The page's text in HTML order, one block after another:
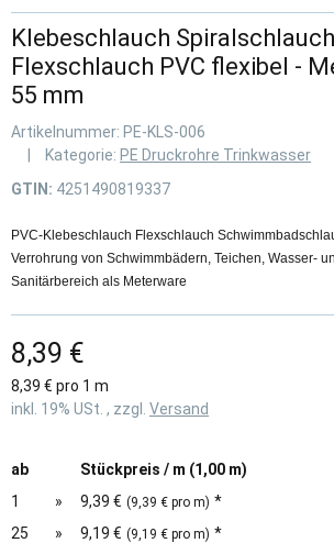
Klebeschlauch Spiralschlauch
Flexschlauch PVC flexibel -
55 mm
Artikelnummer: PE-KLS-006
Kategorie: PE Druckrohre Trinkwasser
GTIN: 4251490819337
PVC-Klebeschlauch Flexschlauch
Verrohrung von Schwimmbädern, Teichen, Wasser-
Sanitärbereich als Meterware
8,39 €
8,39 € pro 1 m
inkl. 19% USt. , zzgl. Versand
ab
Stückpreis / m (1,00 m)
1
» 9,39 € (9,39 € pro m) *
25
» 9,19 € (9,19 € pro m) *